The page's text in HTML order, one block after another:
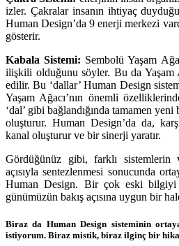
izler. Çakralar insanın ihtiyaç duyduğu
Human Design’da 9 enerji merkezi
gösterir.
Kabala Sistemi: Sembolü Yaşam
ilişkili olduğunu söyler. Bu da Yaşam
edilir. Bu ‘dallar’ Human Design
Yaşam Ağacı’nın önemli
‘dal’ gibi bağlandığında tamamen yeni
oluşturur. Human Design’da da,
kanal oluşturur ve bir sinerji yaratır.
Gördüğünüz gibi, farklı
açısıyla sentezlenmesi sonucunda
Human Design. Bir çok eski bilgiyi
günümüzün bakış açısına uygun bir
Biraz da Human Design sisteminin
istiyorum. Biraz mistik, biraz ilginç bir